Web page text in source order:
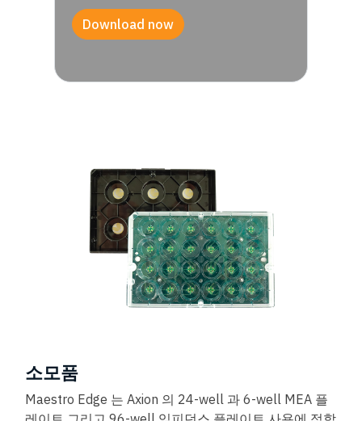
Download now
소모품
Maestro Edge 는 Axion 의 24-well 과 6-well MEA 플